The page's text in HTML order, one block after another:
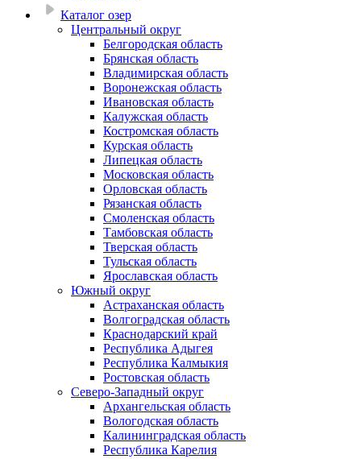
Каталог озер
Центральный округ
Белгородская область
Брянская область
Владимирская область
Воронежская область
Ивановская область
Калужская область
Костромская область
Курская область
Липецкая область
Московская область
Орловская область
Рязанская область
Смоленская область
Тамбовская область
Тверская область
Тульская область
Ярославская область
Южный округ
Астраханская область
Волгоградская область
Краснодарский край
Республика Адыгея
Республика Калмыкия
Ростовская область
Северо-Западный округ
Архангельская область
Вологодская область
Калининградская область
Республика Карелия